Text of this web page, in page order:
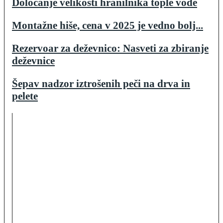
Določanje velikosti hranilnika tople vode
Montažne hiše, cena v 2025 je vedno bolj...
Rezervoar za deževnico: Nasveti za zbiranje
deževnice
Šepav nadzor iztrošenih peči na drva in
pelete